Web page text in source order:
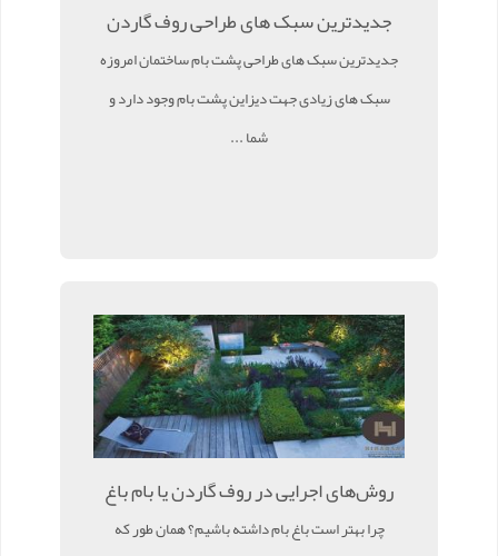
جدیدترین سبک های طراحی روف گاردن
جدیدترین سبک های طراحی پشت بام ساختمان امروزه
سبک های زیادی جهت دیزاین پشت بام وجود دارد و
شما ...
روش‌های اجرایی در روف گاردن یا بام باغ
چرا بهتر است باغ بام داشته باشیم؟ همان طور که